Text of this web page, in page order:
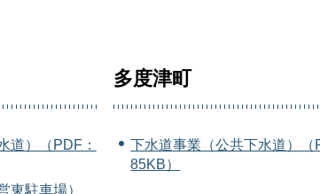
道）（PDF：
東駐車場）
多度津町
下水道事業（公共下水道）（
85KB）